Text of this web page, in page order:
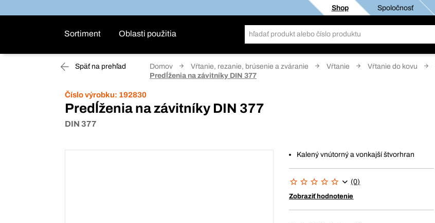
Shop Spoločnosť
Sortiment Oblasti použitia
Späť na prehľad Domov Vŕtanie, rezanie, brúsenie a zváranie Vŕtanie Vŕtanie do kovu
Predĺženia na závitníky DIN 377
Číslo výrobku: 192830
Predĺženia na závitníky DIN 377
DIN 377
Kalený vnútorný a vonkajší štvorhran
(0)
Zobraziť hodnotenie